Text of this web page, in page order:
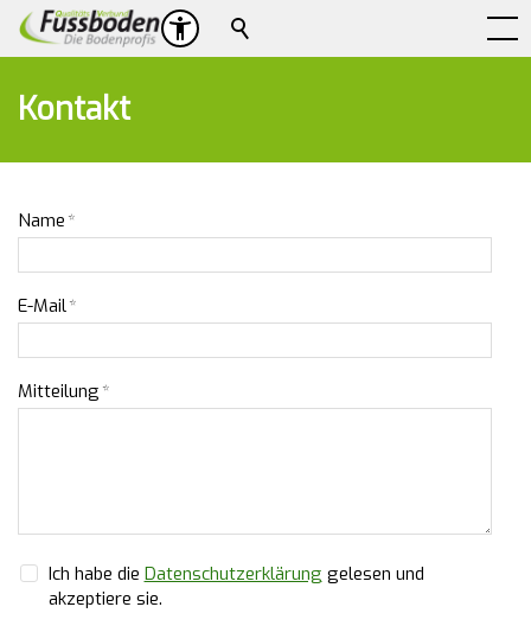
Suche
Kontakt
Name *
E-Mail*
Mitteilung *
Ich habe die Datenschutzerklärung gelesen und
akzeptiere sie.